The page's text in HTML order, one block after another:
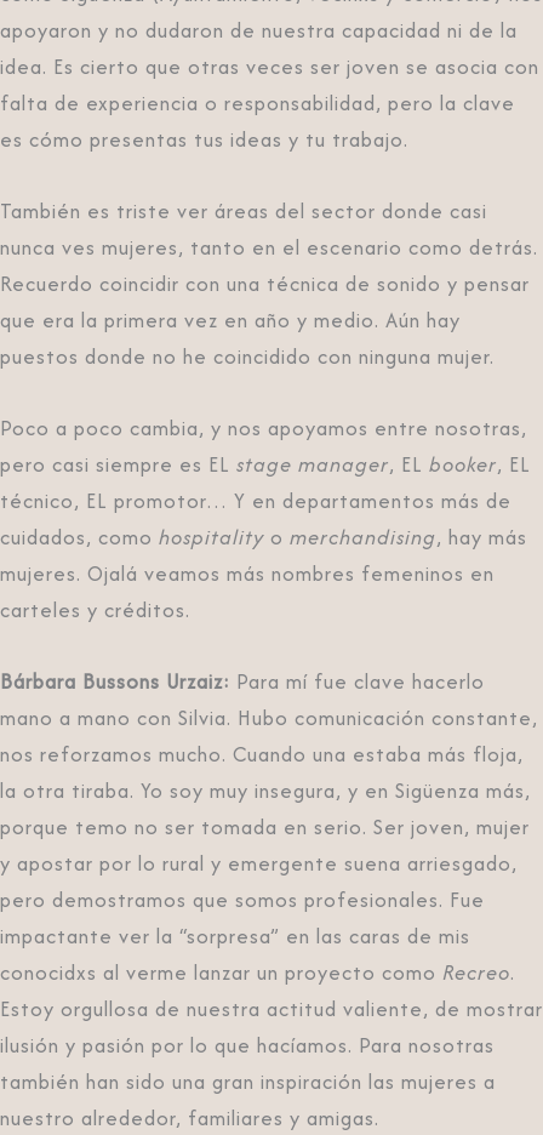
apoyaron y no dudaron de nuestra capacidad ni de la
idea. Es cierto que otras veces ser joven se asocia con
falta de experiencia o responsabilidad, pero la clave
es cómo presentas tus ideas y tu trabajo.
También es triste ver áreas del sector donde casi
nunca ves mujeres, tanto en el escenario como detrás.
Recuerdo coincidir con una técnica de sonido y pensar
que era la primera vez en año y medio. Aún hay
puestos donde no he coincidido con ninguna mujer.
Poco a poco cambia, y nos apoyamos entre nosotras,
pero casi siempre es EL stage manager, EL booker, EL
técnico, EL promotor… Y en departamentos más de
cuidados, como hospitality o merchandising, hay más
mujeres. Ojalá veamos más nombres femeninos en
carteles y créditos.
Bárbara Bussons Urzaiz: Para mí fue clave hacerlo
mano a mano con Silvia. Hubo comunicación constante,
nos reforzamos mucho. Cuando una estaba más floja,
la otra tiraba. Yo soy muy insegura, y en Sigüenza más,
porque temo no ser tomada en serio. Ser joven, mujer
y apostar por lo rural y emergente suena arriesgado,
pero demostramos que somos profesionales. Fue
impactante ver la “sorpresa” en las caras de mis
conocidxs al verme lanzar un proyecto como Recreo.
Estoy orgullosa de nuestra actitud valiente, de mostrar
ilusión y pasión por lo que hacíamos. Para nosotras
también han sido una gran inspiración las mujeres a
nuestro alrededor, familiares y amigas.